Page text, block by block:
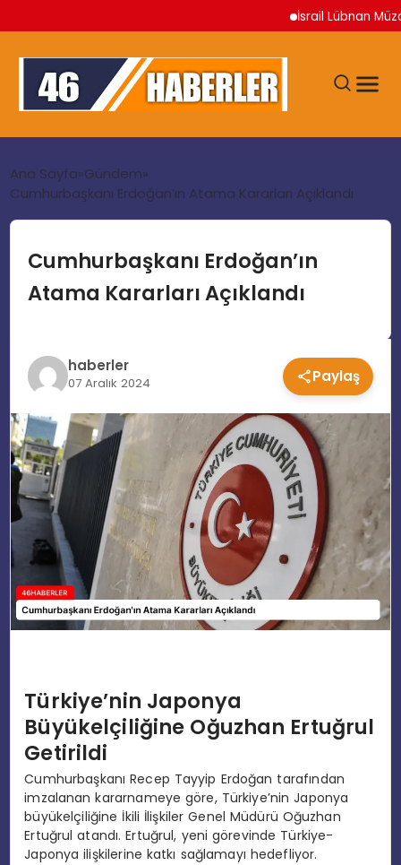
İsrail Lübnan
GÜNDEM
EKONOMI
TEKNOLOJI
EĞITIM
MAGAZIN
SPOR
YAŞAM
Ana Sayfa Gündem
Cumhurbaşkanı Erdoğan’ın Atama Kararları Açıklandı
Cumhurbaşkanı Erdoğan’ın
Atama Kararları Açıklandı
haberler
07 Aralık 2024 Paylaş
Türkiye’nin Japonya
Büyükelçiliğine Oğuzhan Ertuğrul
Getirildi
Cumhurbaşkanı Recep Tayyip Erdoğan tarafından
imzalanan kararnameye göre, Türkiye’nin Japonya
büyükelçiliğine İkili İlişkiler Genel Müdürü Oğuzhan
Ertuğrul atandı. Ertuğrul, yeni görevinde Türkiye-
Japonya ilişkilerine katkı sağlamayı hedefliyor.